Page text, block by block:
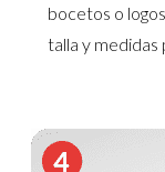
bocetos o
talla y medidas